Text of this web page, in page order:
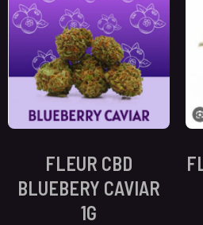
FLEUR CBD
BLUEBERY CAVIAR
1G